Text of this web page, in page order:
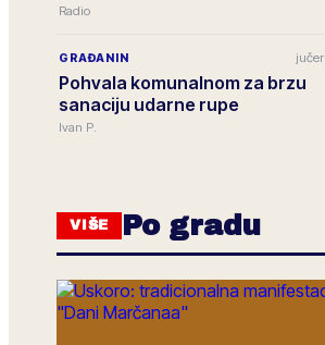
Radio
GRAĐANIN jučer
Pohvala komunalnom za brzu
sanaciju udarne rupe
Ivan P.
VIŠE Po gradu